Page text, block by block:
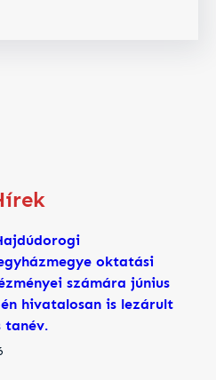
oktatási
számára június
hivatalosan is lezárult
tanév.